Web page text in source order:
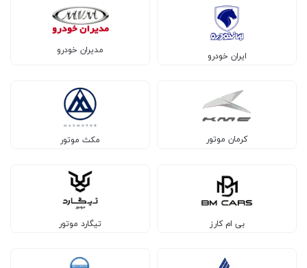
ایران خودرو
مدیران خودرو
کرمان موتور مکث موتور
بی ام کارز تیگارد موتور